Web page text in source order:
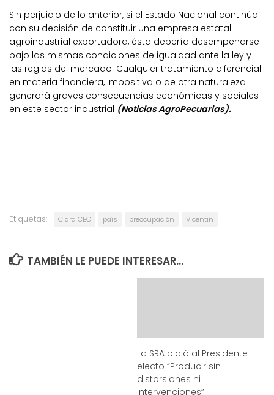
Sin perjuicio de lo anterior, si el Estado Nacional continúa
con su decisión de constituir una empresa estatal
agroindustrial exportadora, ésta debería desempeñarse
bajo las mismas condiciones de igualdad ante la ley y
las reglas del mercado. Cualquier tratamiento diferencial
en materia financiera, impositiva o de otra naturaleza
generará graves consecuencias económicas y sociales
en este sector industrial (Noticias AgroPecuarias).
Etiquetas: Ciara CEC país preocupación Vicentin
TAMBIÉN LE PUEDE INTERESAR...
La SRA pidió al Presidente
electo “Producir sin
distorsiones ni
intervenciones”